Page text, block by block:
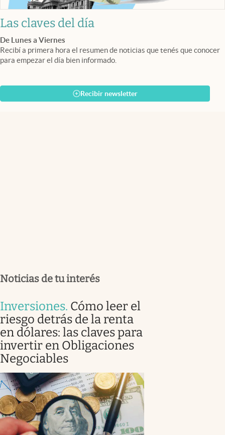
Las claves del día
De Lunes a Viernes
Recibí a primera hora el resumen de noticias que tenés que conocer
para empezar el día bien informado.
Recibir newsletter
Noticias de tu interés
Inversiones. Cómo leer el
riesgo detrás de la renta
en dólares: las claves para
invertir en Obligaciones
Negociables